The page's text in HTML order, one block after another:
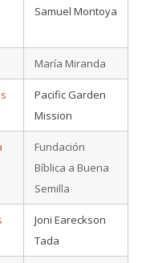
Samuel Montoya
María Miranda
Pacific Garden
Mission
Fundación
Bíblica a Buena
Semilla
Joni Eareckson
Tada